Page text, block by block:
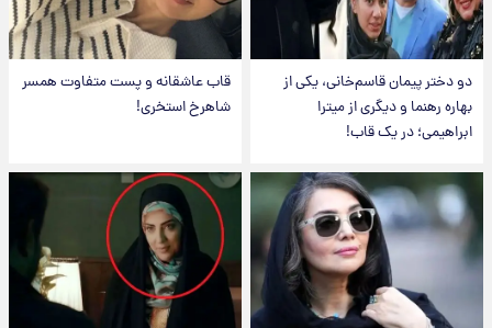
دو دختر پیمان قاسم‌خانی، یکی از
بهاره رهنما و دیگری از میترا
ابراهیمی؛ در یک قاب!
قاب عاشقانه و پست متفاوت همسر
شاهرخ استخری!